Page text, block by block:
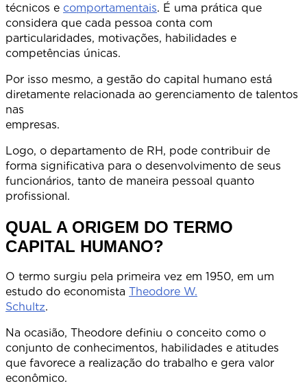
técnicos e comportamentais. É uma prática que
considera que cada pessoa conta com
particularidades, motivações, habilidades e
competências únicas.
Por isso mesmo, a gestão do capital humano está
diretamente relacionada ao gerenciamento de talentos
nas
Logo, o departamento de RH, pode contribuir de
forma significativa para o desenvolvimento de seus
funcionários, tanto de maneira pessoal quanto
profissional.
QUAL A ORIGEM DO TERMO
CAPITAL HUMANO?
O termo surgiu pela primeira vez em 1950, em um
estudo do economista Theodore W.
Schultz
Na ocasião, Theodore definiu o conceito como o
conjunto de conhecimentos, habilidades e atitudes
que favorece a realização do trabalho e gera valor
econômico.